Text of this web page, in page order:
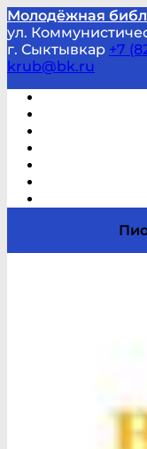
Молодёжная
ул.
г. Сыктывкар +7
krub@bk.ru